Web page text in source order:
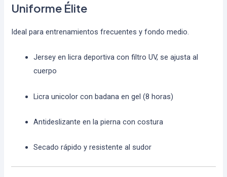
Uniforme Élite
Ideal para entrenamientos frecuentes y fondo medio.
Jersey en licra deportiva con filtro UV, se ajusta al
cuerpo
Licra unicolor con badana en gel (8 horas)
Antideslizante en la pierna con costura
Secado rápido y resistente al sudor